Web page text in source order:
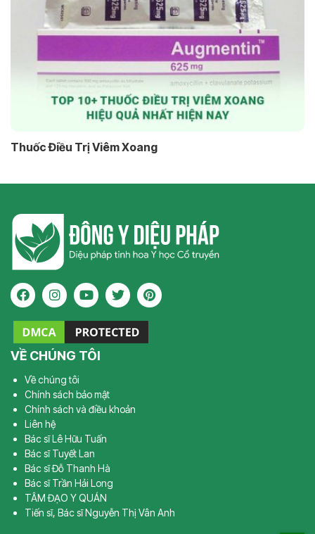
Thuốc Điều Trị Viêm Xoang
VỀ CHÚNG TÔI
Về chúng tôi
Chính sách bảo mật
Chính sách và điều khoản
Liên hệ
Bác sĩ Lê Hữu Tuấn
Bác sĩ Tuyết Lan
Bác sĩ Đỗ Thanh Hà
Bác sĩ Trần Hải Long
TÂM ĐẠO Y QUÁN
Tiến sĩ, Bác sĩ Nguyễn Thị Vân Anh